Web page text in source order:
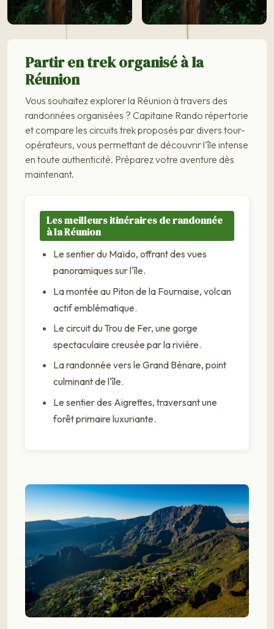
Partir en trek organisé à la
Réunion
Vous souhaitez explorer la Réunion à travers des
randonnées organisées ? Capitaine Rando répertorie
et compare les circuits trek proposés par divers tour-
opérateurs, vous permettant de découvrir l'île intense
en toute authenticité. Préparez votre aventure dès
maintenant.
Les meilleurs itinéraires de randonnée
à la Réunion
Le sentier du Maïdo, offrant des vues
panoramiques sur l'île.
La montée au Piton de la Fournaise, volcan
actif emblématique.
Le circuit du Trou de Fer, une gorge
spectaculaire creusée par la rivière.
La randonnée vers le Grand Bénare, point
culminant de l'île.
Le sentier des Aigrettes, traversant une
forêt primaire luxuriante.